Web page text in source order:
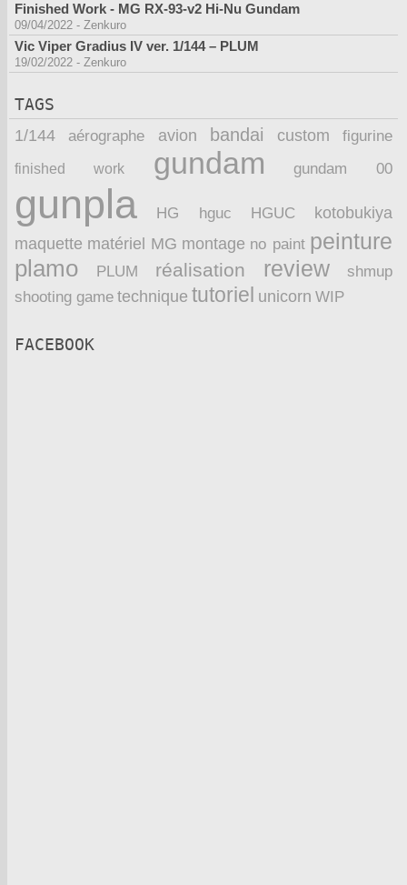
Finished Work - MG RX-93-v2 Hi-Nu Gundam
09/04/2022 - Zenkuro
Vic Viper Gradius IV ver. 1/144 – PLUM
19/02/2022 - Zenkuro
TAGS
1/144 aérographe avion bandai custom figurine
finished work gundam gundam 00
gunpla HG hguc HGUC
kotobukiya
maquette matériel MG montage no paint peinture
plamo PLUM réalisation review
shmup
shooting game technique tutoriel unicorn WIP
FACEBOOK